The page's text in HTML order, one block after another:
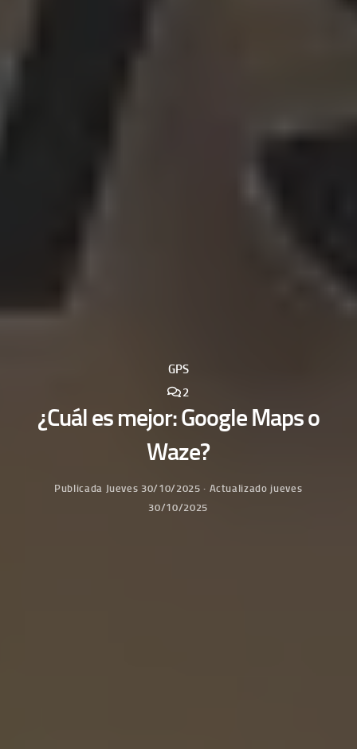
GPS
2
¿Cuál es mejor: Google Maps o
Waze?
Publicada Jueves 30/10/2025 · Actualizado jueves
30/10/2025